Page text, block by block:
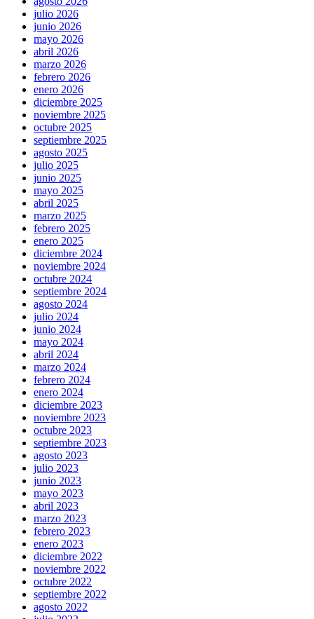
julio 2026
junio 2026
mayo 2026
abril 2026
marzo 2026
febrero 2026
enero 2026
diciembre 2025
noviembre 2025
octubre 2025
septiembre 2025
agosto 2025
julio 2025
junio 2025
mayo 2025
abril 2025
marzo 2025
febrero 2025
enero 2025
diciembre 2024
noviembre 2024
octubre 2024
septiembre 2024
agosto 2024
julio 2024
junio 2024
mayo 2024
abril 2024
marzo 2024
febrero 2024
enero 2024
diciembre 2023
noviembre 2023
octubre 2023
septiembre 2023
agosto 2023
julio 2023
junio 2023
mayo 2023
abril 2023
marzo 2023
febrero 2023
enero 2023
diciembre 2022
noviembre 2022
octubre 2022
septiembre 2022
agosto 2022